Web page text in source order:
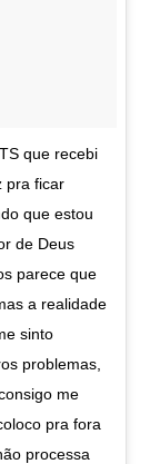
que recebi
pra ficar
que estou
de Deus
parece que
a realidade
sinto
problemas,
me
pra fora
processa